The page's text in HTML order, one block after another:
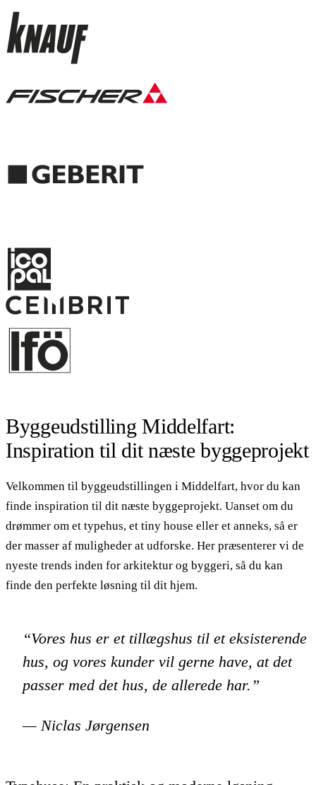
Byggeudstilling Middelfart:
Inspiration til dit næste byggeprojekt
Velkommen til byggeudstillingen i Middelfart, hvor du kan
finde inspiration til dit næste byggeprojekt. Uanset om du
drømmer om et typehus, et tiny house eller et anneks, så er
der masser af muligheder at udforske. Her præsenterer vi de
nyeste trends inden for arkitektur og byggeri, så du kan
finde den perfekte løsning til dit hjem.
“Vores hus er et tillægshus til et eksisterende
hus, og vores kunder vil gerne have, at det
passer med det hus, de allerede har.”
— Niclas Jørgensen